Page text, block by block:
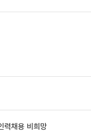
력채용 비희망